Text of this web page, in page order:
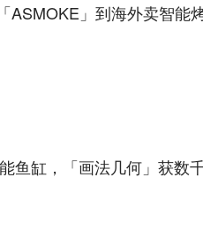
ASMOKE」到海外卖智能
鱼缸，「画法几何」获数